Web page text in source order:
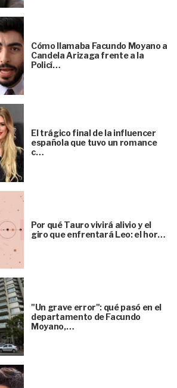
Cómo llamaba Facundo Moyano a
Candela Arizaga frente a la
Policí…
El trágico final de la influencer
española que tuvo un romance
c…
Por qué Tauro vivirá alivio y el
giro que enfrentará Leo: el hor…
"Un grave error": qué pasó en el
departamento de Facundo
Moyano,…